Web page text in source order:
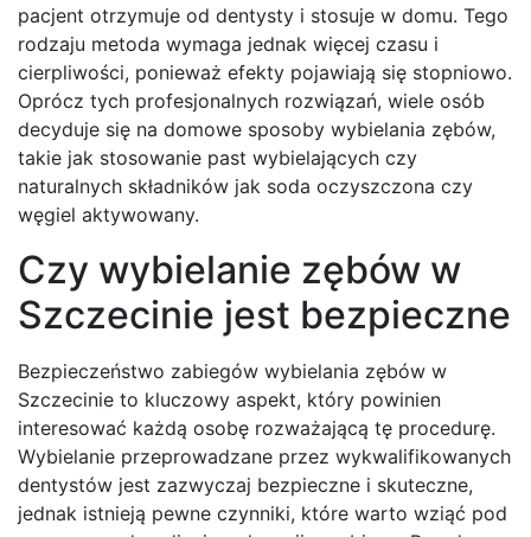
pacjent otrzymuje od dentysty i stosuje w domu. Tego
rodzaju metoda wymaga jednak więcej czasu i
cierpliwości, ponieważ efekty pojawiają się stopniowo.
Oprócz tych profesjonalnych rozwiązań, wiele osób
decyduje się na domowe sposoby wybielania zębów,
takie jak stosowanie past wybielających czy
naturalnych składników jak soda oczyszczona czy
węgiel aktywowany.
Czy wybielanie zębów w
Szczecinie jest bezpieczne
Bezpieczeństwo zabiegów wybielania zębów w
Szczecinie to kluczowy aspekt, który powinien
interesować każdą osobę rozważającą tę procedurę.
Wybielanie przeprowadzane przez wykwalifikowanych
dentystów jest zazwyczaj bezpieczne i skuteczne,
jednak istnieją pewne czynniki, które warto wziąć pod